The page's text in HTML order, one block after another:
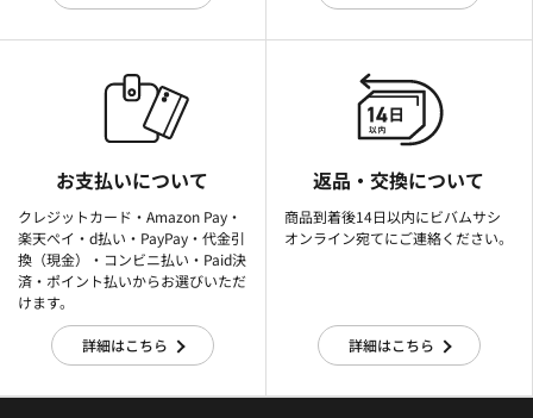
お支払いについて
クレジットカード・Amazon Pay・
楽天ぺイ・d払い・PayPay・代金引
換（現金）・コンビニ払い・Paid決
済・ポイント払いからお選びいただ
けます。
詳細はこちら
返品・交換について
商品到着後14日以内にビバムサシ
オンライン宛てにご連絡ください。
詳細はこちら